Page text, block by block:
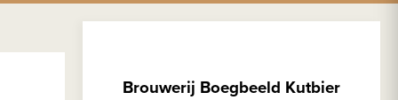
Brouwerij Boegbeeld Kutbier